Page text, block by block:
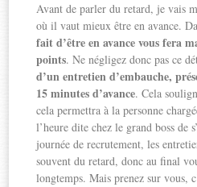
Avant de parler du retard, je vais
où il vaut mieux être en avance.
fait d’être en avance vous fera
points. Ne négligez donc pas ce
d’un entretien d’embauche,
15 minutes d’avance. Cela
cela permettra à la personne
l’heure dite chez le grand boss de
journée de recrutement, les
souvent du retard, donc au final
longtemps. Mais prenez sur vous,